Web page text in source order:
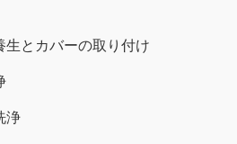
生とカバーの取り付け
浄